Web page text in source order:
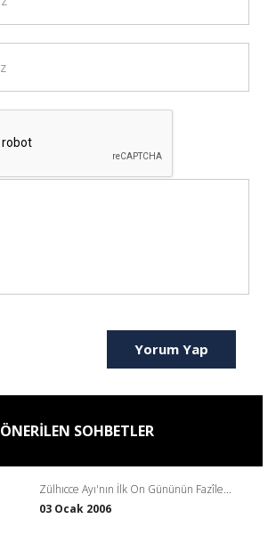
Yorum Yap
ÖNERİLEN SOHBETLER
Zülhıcce Ayı'nın İlk On Gününün Fazîle...
03 Ocak 2006